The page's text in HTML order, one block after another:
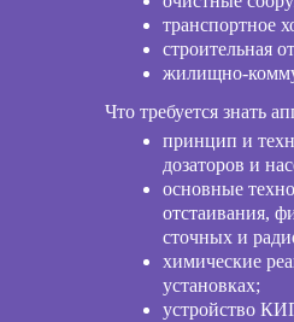
транспортное
строительная
жилищно-
Что требуется знать
принцип и
дозаторов и
основные
отстаивания,
сточных и
химические
установках;
устройство